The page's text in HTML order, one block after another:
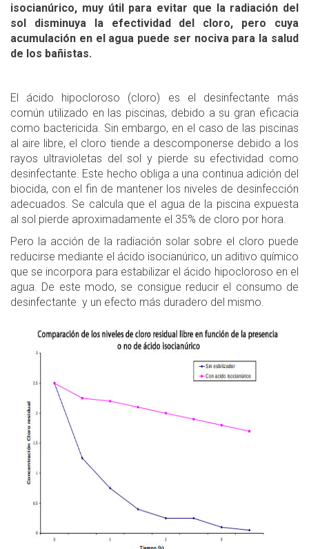
isocianúrico, muy útil para evitar que la radiación del
sol disminuya la efectividad del cloro, pero cuya
acumulación en el agua puede ser nociva para la salud
de los bañistas.
El ácido hipocloroso (cloro) es el desinfectante más
común utilizado en las piscinas, debido a su gran eficacia
como bactericida. Sin embargo, en el caso de las piscinas
al aire libre, el cloro tiende a descomponerse debido a los
rayos ultravioletas del sol y pierde su efectividad como
desinfectante. Este hecho obliga a una continua adición del
biocida, con el fin de mantener los niveles de desinfección
adecuados. Se calcula que el agua de la piscina expuesta
al sol pierde aproximadamente el 35% de cloro por hora.
Pero la acción de la radiación solar sobre el cloro puede
reducirse mediante el ácido isocianúrico, un aditivo químico
que se incorpora para estabilizar el ácido hipocloroso en el
agua. De este modo, se consigue reducir el consumo de
desinfectante y un efecto más duradero del mismo.